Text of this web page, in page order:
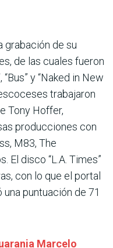
grabación de su
de las cuales fueron
y “Naked in New
trabajaron
Tony Hoffer,
producciones con
M83, The
El disco “L.A. Times”
con lo que el portal
puntuación de 71
Marcelo